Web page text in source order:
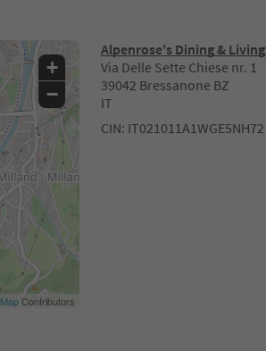
Alpenrose's Dining & Living
Via Delle Sette Chiese nr. 1
39042 Bressanone BZ
IT
CIN: IT021011A1WGE5NH72
+
−
Contributors